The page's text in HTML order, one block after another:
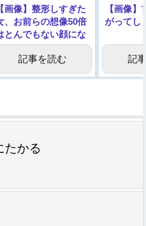
【画像】整形しすぎた
、お前らの想像50倍
とんでもない顔にな
…
記事を読む
【画像
がってし
記
たかる